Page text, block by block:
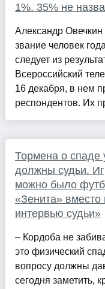
1%. 35% не
Александр
звание человек
следует из
Всероссийский
16 декабря, в нем
респондентов. Их
Тормена о спаде
должны судьи.
можно было
«Зенита»
интервью судьи»
– Кордоба не
это физический
вопросу должны
сегодня заметить,